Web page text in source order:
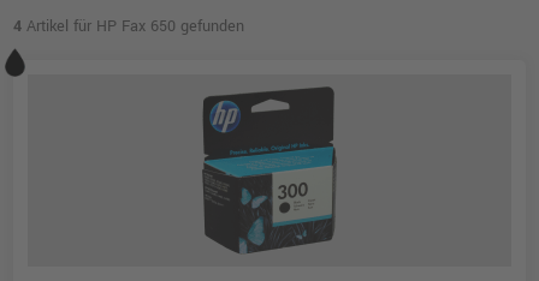
4 Artikel für HP Fax 650 gefunden